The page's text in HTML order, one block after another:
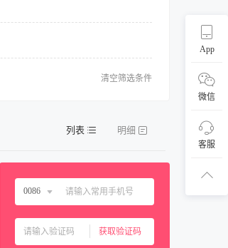
App
扫码
微信
客服
清空筛选条件
列表 明细
0086
获取验证码
中国大陆 0086